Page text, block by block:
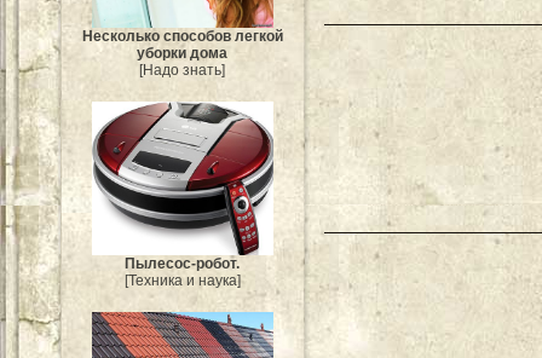
Несколько способов легкой
уборки дома
[Надо знать]
Пылесос-робот.
[Техника и наука]